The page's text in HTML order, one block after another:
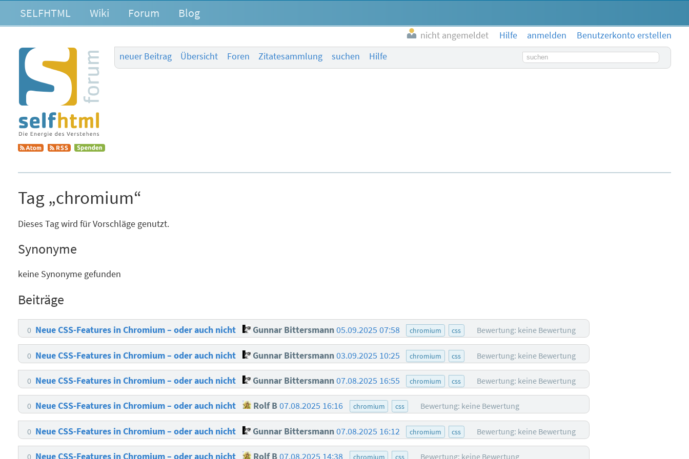
SELFHTML Wiki Forum Blog
nicht angemeldet Hilfe anmelden
Benutzerkonto erstellen
neuer Beitrag
Übersicht Foren Zitatesammlung suchen Hilfe Suchbegriff
Tag „chromium“
Dieses Tag wird für Vorschläge genutzt.
Synonyme
keine Synonyme gefunden
Beiträge
0 Neue CSS-Features in Chromium – oder auch nicht Gunnar Bittersmann 05.09.2025 07:58 chromium css Bewertung: keine Bewertung
0 Neue CSS-Features in Chromium – oder auch nicht Gunnar Bittersmann 03.09.2025 10:25 chromium css Bewertung: keine Bewertung
0 Neue CSS-Features in Chromium – oder auch nicht Gunnar Bittersmann 07.08.2025 16:55 chromium css Bewertung: keine Bewertung
0 Neue CSS-Features in Chromium – oder auch nicht Rolf B07.08.2025 16:16 chromium css Bewertung: keine Bewertung
0 Neue CSS-Features in Chromium – oder auch nicht Gunnar Bittersmann 07.08.2025 16:12 chromium css Bewertung: keine Bewertung
0 Neue CSS-Features in Chromium – oder auch nicht Rolf B07.08.2025 14:38 chromium css Bewertung: keine Bewertung